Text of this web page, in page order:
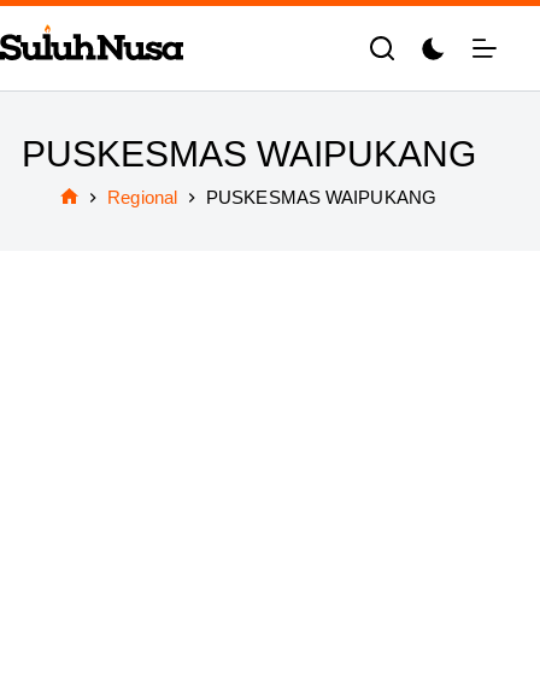
Skip
to
content
PUSKESMAS WAIPUKANG
Regional PUSKESMAS WAIPUKANG